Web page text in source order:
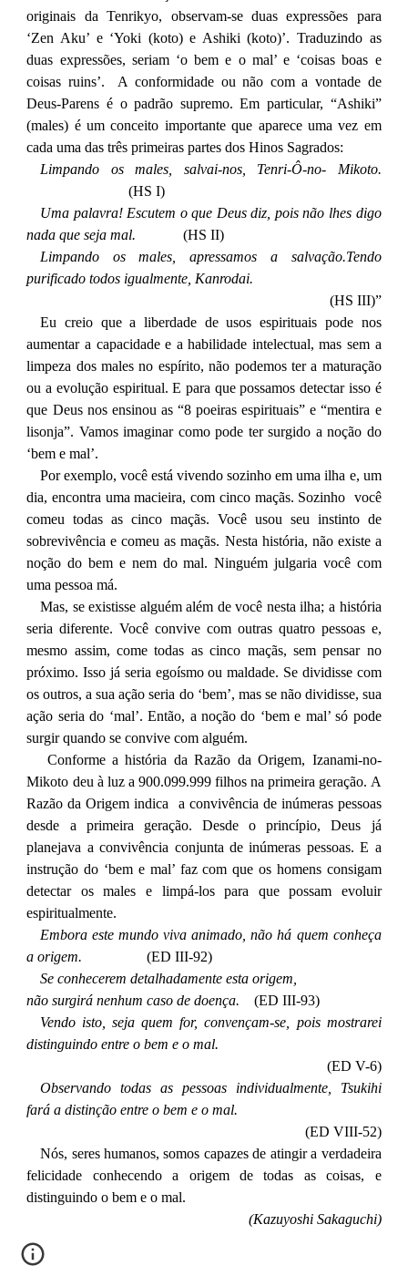
originais da Tenrikyo, observam-se duas expressões para
‘Zen Aku’ e ‘Yoki (koto) e Ashiki (koto)’. Traduzindo as
duas expressões, seriam ‘o bem e o mal’ e ‘coisas boas e
coisas ruins’. A conformidade ou não com a vontade de
Deus-Parens é o padrão supremo. Em particular, “Ashiki”
(males) é um conceito importante que aparece uma vez em
cada uma das três primeiras partes dos Hinos Sagrados:
Limpando os males, salvai-nos, Tenri-Ô-no- Mikoto.
(HS I)
Uma palavra! Escutem o que Deus diz, pois não lhes digo
nada que seja mal.
(HS II)
Limpando os males, apressamos a salvação.Tendo
purificado todos igualmente, Kanrodai.
(HS III)”
Eu creio que a liberdade de usos espirituais pode nos
aumentar a capacidade e a habilidade intelectual, mas sem a
limpeza dos males no espírito, não podemos ter a maturação
ou a evolução espiritual. E para que possamos detectar isso é
que Deus nos ensinou as “8 poeiras espirituais” e “mentira e
lisonja”. Vamos imaginar como pode ter surgido a noção do
‘bem e mal’.
Por exemplo, você está vivendo sozinho em uma ilha e, um
dia, encontra uma macieira, com cinco maçãs. Sozinho você
comeu todas as cinco maçãs. Você usou seu instinto de
sobrevivência e comeu as maçãs. Nesta história, não existe a
noção do bem e nem do mal. Ninguém julgaria você com
uma pessoa má.
Mas, se existisse alguém além de você nesta ilha; a história
seria diferente. Você convive com outras quatro pessoas e,
mesmo assim, come todas as cinco maçãs, sem pensar no
próximo. Isso já seria egoísmo ou maldade. Se dividisse com
os outros, a sua ação seria do ‘bem’, mas se não dividisse, sua
ação seria do ‘mal’. Então, a noção do ‘bem e mal’ só pode
surgir quando se convive com alguém.
Conforme a história da Razão da Origem, Izanami-no-
Mikoto deu à luz a 900.099.999 filhos na primeira geração. A
Razão da Origem indica a convivência de inúmeras pessoas
desde a primeira geração. Desde o princípio, Deus já
planejava a convivência conjunta de inúmeras pessoas. E a
instrução do ‘bem e mal’ faz com que os homens consigam
detectar os males e limpá-los para que possam evoluir
espiritualmente.
Embora este mundo viva animado, não há quem conheça
a origem.
(ED III-92)
Se conhecerem detalhadamente esta origem,
não surgirá nenhum caso de doença.
(ED III-93)
Vendo isto, seja quem for, convençam-se, pois mostrarei
distinguindo entre o bem e o mal.
(ED V-6)
Observando todas as pessoas individualmente, Tsukihi
fará a distinção entre o bem e o mal.
(ED VIII-52)
Nós, seres humanos, somos capazes de atingir a verdadeira
felicidade conhecendo a origem de todas as coisas, e
distinguindo o bem e o mal.
(Kazuyoshi Sakaguchi)